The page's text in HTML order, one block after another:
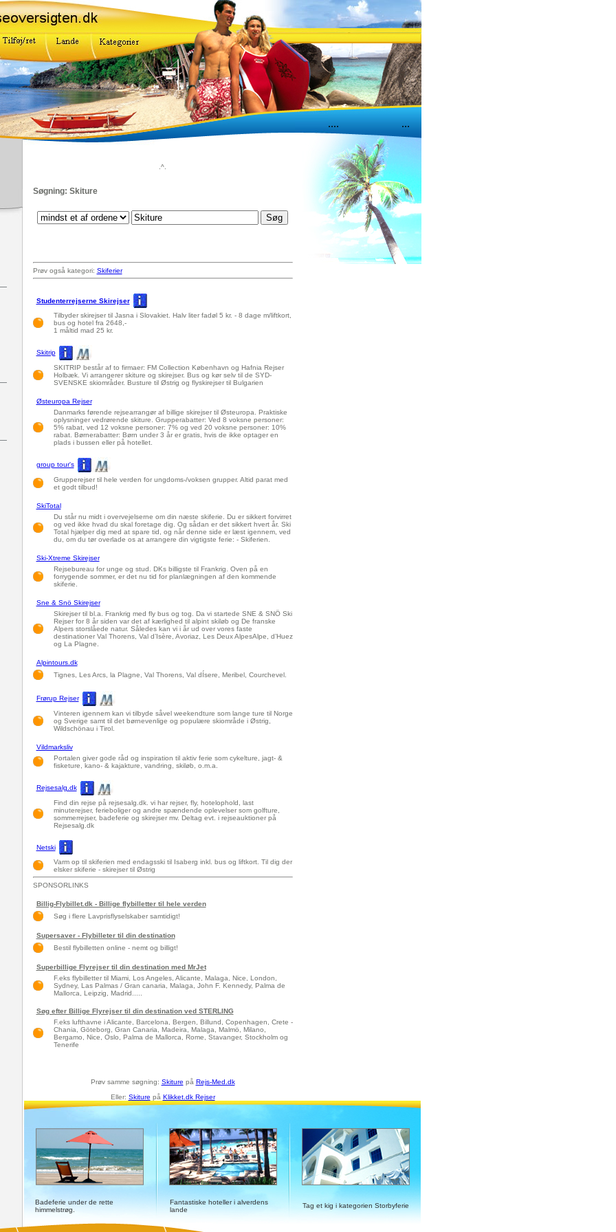
.... ...
.^.
Søgning: Skiture
Prøv også kategori: Skiferier
Studenterrejserne Skirejser
Tilbyder skirejser til Jasna i Slovakiet. Halv liter fadøl 5 kr. - 8 dage m/liftkort,
bus og hotel fra 2648,-
1 måltid mad 25 kr.
Skitrip
SKITRIP består af to firmaer: FM Collection København og Hafnia Rejser
Holbæk. Vi arrangerer skiture og skirejser. Bus og kør selv til de SYD-
SVENSKE skiområder. Busture til Østrig og flyskirejser til Bulgarien
Østeuropa Rejser
Danmarks førende rejsearrangør af billige skirejser til Østeuropa. Praktiske
oplysninger vedrørende skiture. Grupperabatter: Ved 8 voksne personer:
5% rabat, ved 12 voksne personer: 7% og ved 20 voksne personer: 10%
rabat. Børnerabatter: Børn under 3 år er gratis, hvis de ikke optager en
plads i bussen eller på hotellet.
group tour's
Grupperejser til hele verden for ungdoms-/voksen grupper. Altid parat med
et godt tilbud!
SkiTotal
Du står nu midt i overvejelserne om din næste skiferie. Du er sikkert forvirret
og ved ikke hvad du skal foretage dig. Og sådan er det sikkert hvert år. Ski
Total hjælper dig med at spare tid, og når denne side er læst igennem, ved
du, om du tør overlade os at arrangere din vigtigste ferie: - Skiferien.
Ski-Xtreme Skirejser
Rejsebureau for unge og stud. DKs billigste til Frankrig. Oven på en
forrygende sommer, er det nu tid for planlægningen af den kommende
skiferie.
Sne & Snö Skirejser
Skirejser til bl.a. Frankrig med fly bus og tog. Da vi startede SNE & SNÖ Ski
Rejser for 8 år siden var det af kærlighed til alpint skiløb og De franske
Alpers storslåede natur. Således kan vi i år ud over vores faste
destinationer Val Thorens, Val d’Isère, Avoriaz, Les Deux AlpesAlpe, d’Huez
og La Plagne.
Alpintours.dk
Tignes, Les Arcs, la Plagne, Val Thorens, Val dÍsere, Meribel, Courchevel.
Frørup Rejser
Vinteren igennem kan vi tilbyde såvel weekendture som lange ture til Norge
og Sverige samt til det børnevenlige og populære skiområde i Østrig,
Wildschönau i Tirol.
Vildmarksliv
Portalen giver gode råd og inspiration til aktiv ferie som cykelture, jagt- &
fisketure, kano- & kajakture, vandring, skiløb, o.m.a.
Rejsesalg.dk
Find din rejse på rejsesalg.dk. vi har rejser, fly, hotelophold, last
minuterejser, ferieboliger og andre spændende oplevelser som golfture,
sommerrejser, badeferie og skirejser mv. Deltag evt. i rejseauktioner på
Rejsesalg.dk
Netski
Varm op til skiferien med endagsski til Isaberg inkl. bus og liftkort. Til dig der
elsker skiferie - skirejser til Østrig
SPONSORLINKS
Billig-Flybillet.dk - Billige flybilletter til hele verden
Søg i flere Lavprisflyselskaber samtidigt!
Supersaver - Flybilleter til din destination
Bestil flybilletten online - nemt og billigt!
Superbillige Flyrejser til din destination med MrJet
F.eks flybilletter til Miami, Los Angeles, Alicante, Malaga, Nice, London,
Sydney, Las Palmas / Gran canaria, Malaga, John F. Kennedy, Palma de
Mallorca, Leipzig, Madrid.....
Søg efter Billige Flyrejser til din destination ved STERLING
F.eks lufthavne i Alicante, Barcelona, Bergen, Billund, Copenhagen, Crete -
Chania, Göteborg, Gran Canaria, Madeira, Malaga, Malmö, Milano,
Bergamo, Nice, Oslo, Palma de Mallorca, Rome, Stavanger, Stockholm og
Tenerife
Prøv samme søgning: Skiture på Rejs-Med.dk
Eller: Skiture på Klikket.dk Rejser
Badeferie under de rette
himmelstrøg.
Fantastiske hoteller i alverdens
lande
Tag et kig i kategorien Storbyferie